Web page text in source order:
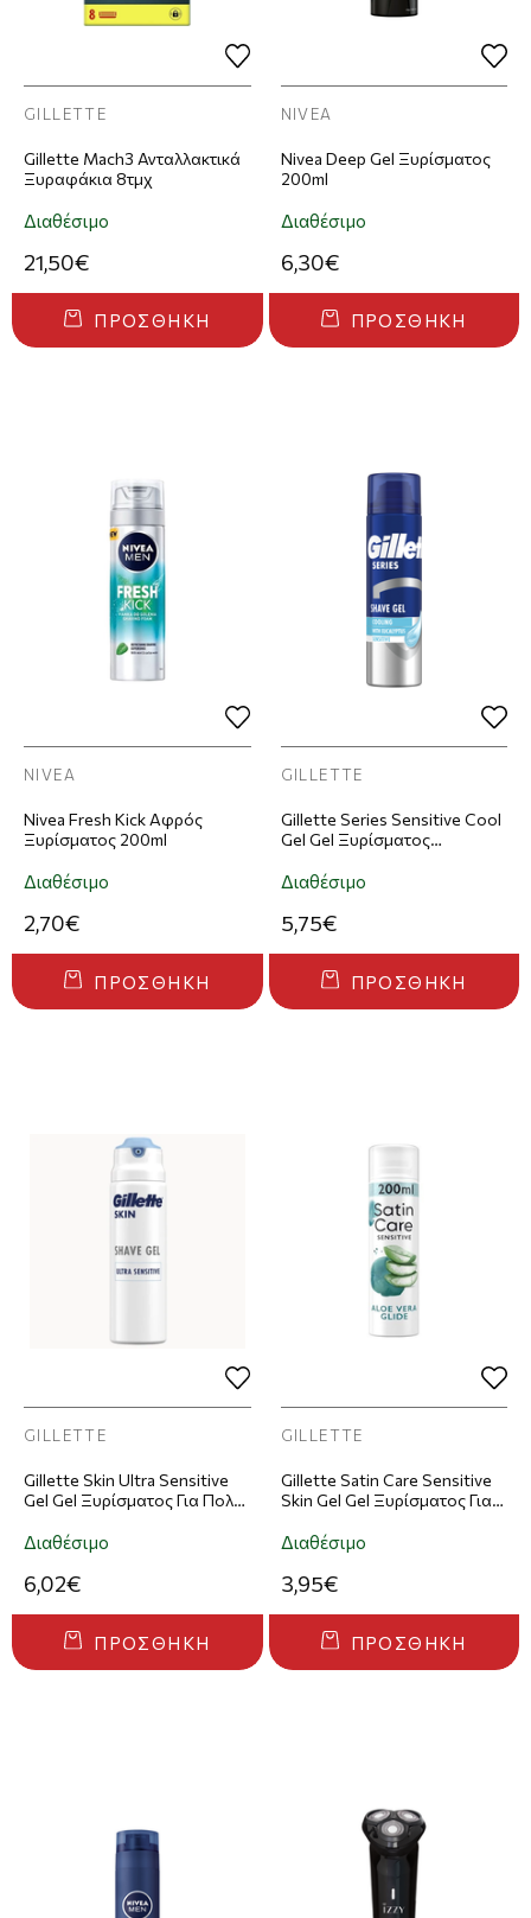
GILLETTE
Gillette Mach3 Ανταλλακτικά
Ξυραφάκια 8τμχ
Διαθέσιμο
21,50€
ΠΡΟΣΘΉΚΗ
NIVEA
Nivea Deep Gel Ξυρίσματος
200ml
Διαθέσιμο
6,30€
ΠΡΟΣΘΉΚΗ
NIVEA
Nivea Fresh Kick Αφρός
Ξυρίσματος 200ml
Διαθέσιμο
2,70€
ΠΡΟΣΘΉΚΗ
GILLETTE
Gillette Series Sensitive Cool
Gel Gel Ξυρίσματος
Διαθέσιμο
5,75€
ΠΡΟΣΘΉΚΗ
GILLETTE
Gillette Skin Ultra Sensitive
Gel Gel Ξυρίσματος Για Πολύ
Διαθέσιμο
6,02€
ΠΡΟΣΘΉΚΗ
GILLETTE
Gillette Satin Care Sensitive
Skin Gel Gel Ξυρίσματος Για
Διαθέσιμο
3,95€
ΠΡΟΣΘΉΚΗ